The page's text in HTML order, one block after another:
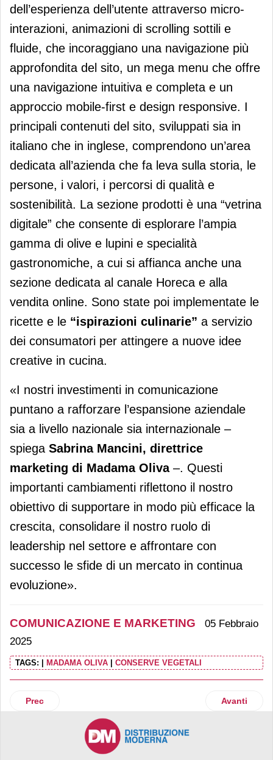
dell’esperienza dell’utente attraverso micro-
interazioni, animazioni di scrolling sottili e
fluide, che incoraggiano una navigazione più
approfondita del sito, un mega menu che offre
una navigazione intuitiva e completa e un
approccio mobile-first e design responsive. I
principali contenuti del sito, sviluppati sia in
italiano che in inglese, comprendono un’area
dedicata all’azienda che fa leva sulla storia, le
persone, i valori, i percorsi di qualità e
sostenibilità. La sezione prodotti è una “vetrina
digitale” che consente di esplorare l’ampia
gamma di olive e lupini e specialità
gastronomiche, a cui si affianca anche una
sezione dedicata al canale Horeca e alla
vendita online. Sono state poi implementate le
ricette e le “ispirazioni culinarie” a servizio
dei consumatori per attingere a nuove idee
creative in cucina.
«I nostri investimenti in comunicazione
puntano a rafforzare l’espansione aziendale
sia a livello nazionale sia internazionale –
spiega Sabrina Mancini, direttrice
marketing di Madama Oliva–. Questi
importanti cambiamenti riflettono il nostro
obiettivo di supportare in modo più efficace la
crescita, consolidare il nostro ruolo di
leadership nel settore e affrontare con
successo le sfide di un mercato in continua
evoluzione».
COMUNICAZIONE E MARKETING
05 Febbraio
2025
TAGS: MADAMA OLIVA CONSERVE VEGETALI
Articolo precedente: MediaWorld on air con una campagna
Prec Articolo
Avanti